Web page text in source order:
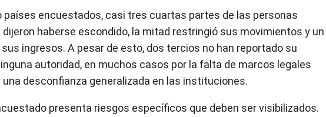
países encuestados, casi tres cuartas partes de las personas
haberse escondido, la mitad restringió sus movimientos y un
ingresos. A pesar de esto, dos tercios no han reportado su
autoridad, en muchos casos por la falta de marcos legales
una desconfianza generalizada en las instituciones.
presenta riesgos específicos que deben ser visibilizados.